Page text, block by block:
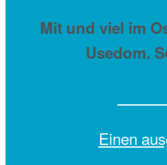
Mit und viel im
Usedom.
Einen